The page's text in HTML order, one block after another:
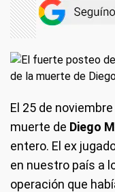
El 25 de
muerte de Diego
entero. El ex
en nuestro país a
operación que